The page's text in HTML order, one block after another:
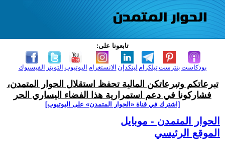
تابعونا على:
الفيسبوك التويتر اليوتيوب الانستغرام لينكدإن تيلكرامبنترست بودكاست
تبرعاتكم وتبرعاتكن المالية تحفظ استقلال الحوار المتمدن،
فشاركونا في دعم استمرارية هذا الفضاء اليساري الحر
[اشترك في قناة ‫«الحوار المتمدن» على اليوتيوب]
الحوار المتمدن - موبايل
الموقع الرئيسي